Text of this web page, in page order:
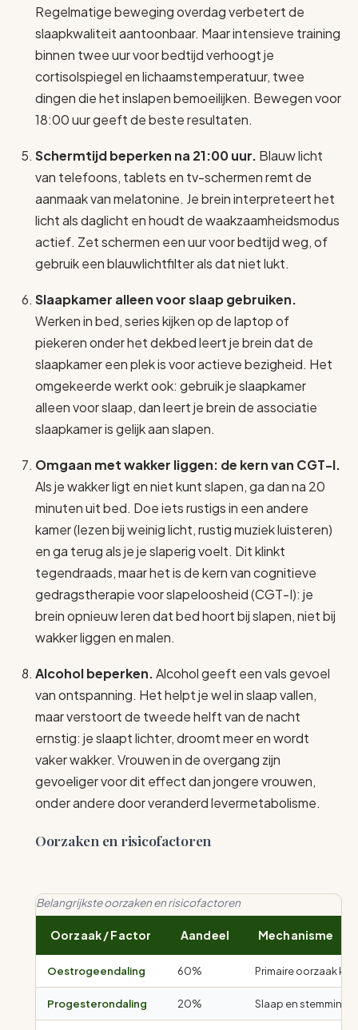
Regelmatige beweging overdag verbetert de
slaapkwaliteit aantoonbaar. Maar intensieve training
binnen twee uur voor bedtijd verhoogt je
cortisolspiegel en lichaamstemperatuur, twee
dingen die het inslapen bemoeilijken. Bewegen voor
18:00 uur geeft de beste resultaten.
Schermtijd beperken na 21:00 uur. Blauw licht
van telefoons, tablets en tv-schermen remt de
aanmaak van melatonine. Je brein interpreteert het
licht als daglicht en houdt de waakzaamheidsmodus
actief. Zet schermen een uur voor bedtijd weg, of
gebruik een blauwlichtfilter als dat niet lukt.
Slaapkamer alleen voor slaap gebruiken.
Werken in bed, series kijken op de laptop of
piekeren onder het dekbed leert je brein dat de
slaapkamer een plek is voor actieve bezigheid. Het
omgekeerde werkt ook: gebruik je slaapkamer
alleen voor slaap, dan leert je brein de associatie
slaapkamer is gelijk aan slapen.
Omgaan met wakker liggen: de kern van CGT-I.
Als je wakker ligt en niet kunt slapen, ga dan na 20
minuten uit bed. Doe iets rustigs in een andere
kamer (lezen bij weinig licht, rustig muziek luisteren)
en ga terug als je je slaperig voelt. Dit klinkt
tegendraads, maar het is de kern van cognitieve
gedragstherapie voor slapeloosheid (CGT-I): je
brein opnieuw leren dat bed hoort bij slapen, niet bij
wakker liggen en malen.
Alcohol beperken.Alcohol geeft een vals gevoel
van ontspanning. Het helpt je wel in slaap vallen,
maar verstoort de tweede helft van de nacht
ernstig: je slaapt lichter, droomt meer en wordt
vaker wakker. Vrouwen in de overgang zijn
gevoeliger voor dit effect dan jongere vrouwen,
onder andere door veranderd levermetabolisme.
Oorzaken en risicofactoren
Belangrijkste oorzaken en risicofactoren
Oorzaak / Factor Aandeel Mechanisme
Oestrogeendaling 60% Primaire oorzaak
Progesterondaling 20% Slaap en stemming